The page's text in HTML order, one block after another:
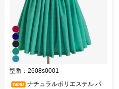
型番： 2608s0001
ナチュラルポリエステル パ